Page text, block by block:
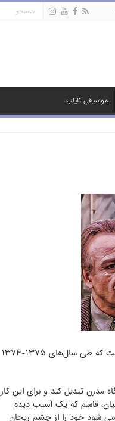
موسیقی نایاب
فروشگاه نام یک مجموعهٔ تلویزیونی ایرانی به نویسندگی و کارگردانی «احمد بهبهانی» است که طی سال‌های ۱۳۷۵-۱۳۷۴
فروشگاه مدرن تبدیل کند و برای این کار
میان، قاسم که یک آسیب دیده
می شود خود را از چشم ریحان